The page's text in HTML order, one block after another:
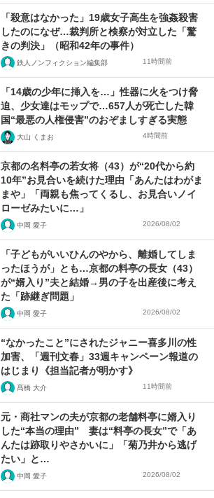
「殺意はなかった」19歳女子高生を強姦殺害
したのになぜ…裁判所と検察が対立した「驚
きの判決」（昭和42年の事件）
鉄人ノンフィクション編集部 11時間前
「14歳の少年に挿入を…」性器に火をつけ脅
迫、少女達はモップで…657人が死亡した韓
国“最悪の人権侵害”のおぞましすぎる実態
大山 くまお 4時間前
京都の名料亭の若女将（43）が“20代から約
10年”お見合いを続けた理由「あんたはわがま
まや」「両親も焦ってくるし、お見合いノイ
ローゼみたいに…」
中岡 愛子 2026/08/02
「子どもがいいひんのやから、離婚してしま
ったほうが」とも…京都の料亭の長女（43）
が“婿入り”夫と結婚→男の子を出産後に考え
た「跡継ぎ問題」
中岡 愛子 2026/08/02
“なかったこと”にされたジャニー喜多川の性
加害、「週刊文春」33週キャンペーン報道の
はじまり《担当記者が明かす》
髙橋 大介 11時間前
元・商社マンの夫が京都の老舗料亭に婿入り
した“本当の理由” 妻は“料亭の長女”で「あ
んたは跡取りやさかいに」「菊乃井から逃げ
たい」と…
中岡 愛子 2026/08/02